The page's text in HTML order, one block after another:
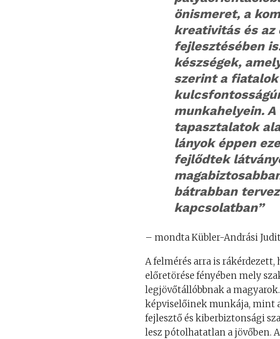
önismeret, a
kreativitás és az
fejlesztésében
készségek,
szerint a
munkahelyein. A
tapasztalatok
lányok éppen
fejlődtek
bátrabban
kapcsolatban”
– mondta Kübler-Andrási
A felmérés arra is
előretörése fényében mely
legjövőtállóbbnak a
képviselőinek munkája, mint
fejlesztő és kiberbiztonsági
lesz pótolhatatlan a jövőben.